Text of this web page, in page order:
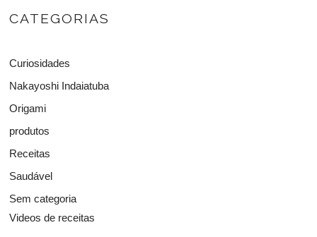
CATEGORIAS
Curiosidades
Nakayoshi Indaiatuba
Origami
produtos
Receitas
Saudável
Sem categoria
Videos de receitas